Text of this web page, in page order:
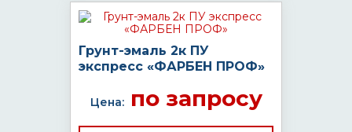
Грунт-эмаль 2к ПУ
экспресс «ФАРБЕН ПРОФ»
Цена:по запросу